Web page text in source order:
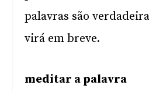
palavras são
virá em breve.
meditar a palavra